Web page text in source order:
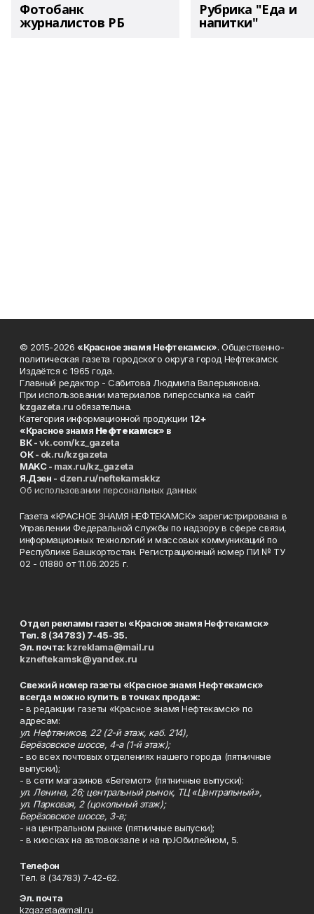
Фотобанк
журналистов РБ
Рубрика "Еда и
напитки"
© 2015-2026 «Красное знамя Нефтекамск». Общественно-
политическая газета городского округа город Нефтекамск.
Издаётся с 1965 года.
Главный редактор - Сабитова Людмила Валерьяновна.
При использовании материалов гиперссылка на сайт
kzgazeta.ru обязательна.
Категория информационной продукции 12+
«Красное знамя Нефтекамск» в
ВК -vk.com/kz_gazeta
ОК - ok.ru/kzgazeta
MAKC - max.ru/kz_gazeta
Я.Дзен - dzen.ru/neftekamskkz
Об использовании персональных данных
Газета «КРАСНОЕ ЗНАМЯ НЕФТЕКАМСК» зарегистрирована в
Управлении Федеральной службы по надзору в сфере связи,
информационных технологий и массовых коммуникаций по
Республике Башкортостан. Регистрационный номер ПИ № ТУ
02 - 01880 от 11.06.2025 г.
Отдел рекламы газеты «Красное знамя Нефтекамск»
Тел. 8 (34783) 7-45-35.
Эл. почта: kzreklama@mail.ru
kzneftekamsk@yandex.ru
Свежий номер газеты «Красное знамя Нефтекамск»
всегда можно купить в точках продаж:
- в редакции газеты «Красное знамя Нефтекамск» по
адресам:
ул. Нефтяников, 22 (2-й этаж, каб. 214),
Берёзовское шоссе, 4-а (1-й этаж);
- во всех почтовых отделениях нашего города (пятничные
выпуски);
- в сети магазинов «Бегемот» (пятничные выпуски):
ул. Ленина, 26; центральный рынок, ТЦ «Центральный»,
ул. Парковая, 2 (цокольный этаж);
Берёзовское шоссе, 3-в;
- на центральном рынке (пятничные выпуски);
- в киосках на автовокзале и на пр.Юбилейном, 5.
Телефон
Тел. 8 (34783) 7-42-62.
Эл. почта
kzgazeta@mail.ru